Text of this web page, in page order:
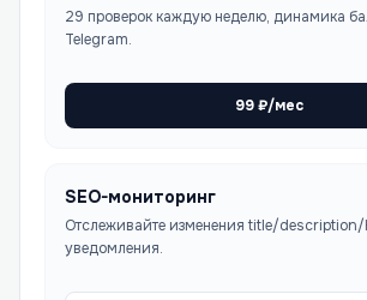
29 проверок каждую неделю, динамика
Telegram.
99₽/мес
SEO-мониторинг
Отслеживайте изменения title/description/
уведомления.